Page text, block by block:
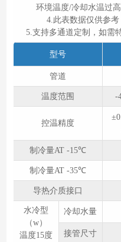
环境温度/冷却水温过
4.此表数据仅供参考
5.支持多通道定制，如需
型号
管道
温度范围 -
控温精度
制冷量AT -15℃
制冷量AT -35℃
导热介质接口
⽔冷型
（w）
温度15度
冷却水量
接管尺寸